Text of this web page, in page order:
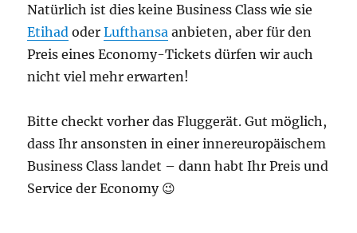
Natürlich ist dies keine Business Class wie sie
Etihad oderLufthansa anbieten, aber für den
Preis eines Economy-Tickets dürfen wir auch
nicht viel mehr erwarten!
Bitte checkt vorher das Fluggerät. Gut möglich,
dass Ihr ansonsten in einer innereuropäischem
Business Class landet – dann habt Ihr Preis und
Service der Economy 😉